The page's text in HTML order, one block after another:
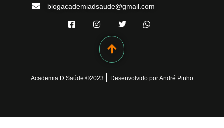
blogacademiadsaude@gmail.com
Academia D’Saúde ©2023 DesenvolvidoporAndré Pinho